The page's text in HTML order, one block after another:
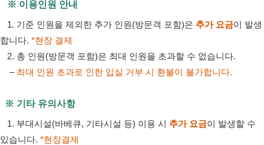
※ 이용인원 안내
1. 기준 인원을 제외한 추가 인원(방문객 포함)은 추가 요금이 발생
합니다. *현장 결제
2. 총 인원(방문객 포함)은 최대 인원을 초과할 수 없습니다.
– 최대 인원 초과로 인한 입실 거부 시 환불이 불가합니다.
※ 기타 유의사항
1. 부대시설(바베큐, 기타시설 등) 이용 시 추가 요금이 발생할 수
있습니다. *현장결제